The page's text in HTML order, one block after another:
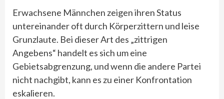
Erwachsene Männchen zeigen ihren Status
untereinander oft durch Körperzittern und leise
Grunzlaute. Bei dieser Art des „zittrigen
Angebens“ handelt es sich um eine
Gebietsabgrenzung, und wenn die andere Partei
nicht nachgibt, kann es zu einer Konfrontation
eskalieren.